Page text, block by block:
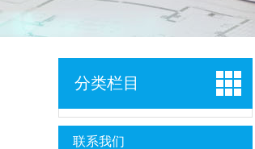
分类栏目
联系我们